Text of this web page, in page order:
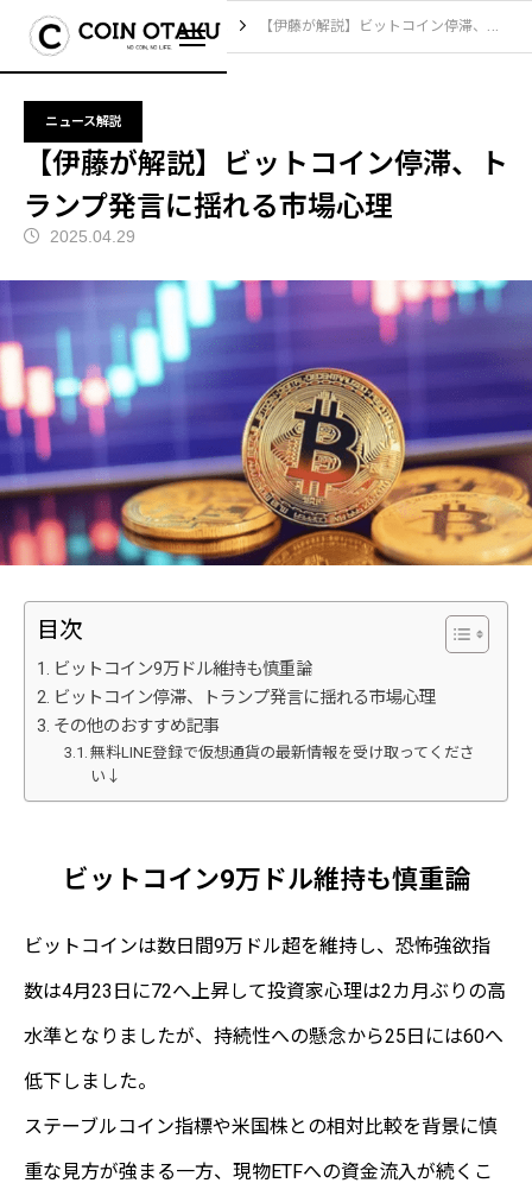
ブログ ニュース解説 【伊藤が解説】ビットコイン停滞、トランプ発言に揺れる市場心理
ニュース解説
【伊藤が解説】ビットコイン停滞、ト
ランプ発言に揺れる市場心理
2025.04.29
目次
ビットコイン9万ドル維持も慎重論
ビットコイン停滞、トランプ発言に揺れる市場心理
その他のおすすめ記事
無料LINE登録で仮想通貨の最新情報を受け取ってくださ
い↓
ビットコイン9万ドル維持も慎重論
ビットコインは数日間9万ドル超を維持し、恐怖強欲指
数は4月23日に72へ上昇して投資家心理は2カ月ぶりの高
水準となりましたが、持続性への懸念から25日には60へ
低下しました。
ステーブルコイン指標や米国株との相対比較を背景に慎
重な見方が強まる一方、現物ETFへの資金流入が続くこ